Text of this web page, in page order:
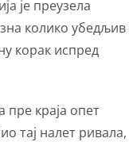
је преузела
колико убедљив
корак испред
пре краја опет
тај налет ривала,